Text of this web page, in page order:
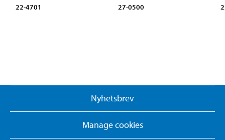
22-4701 27-0500
Nyhetsbrev
Manage cookies